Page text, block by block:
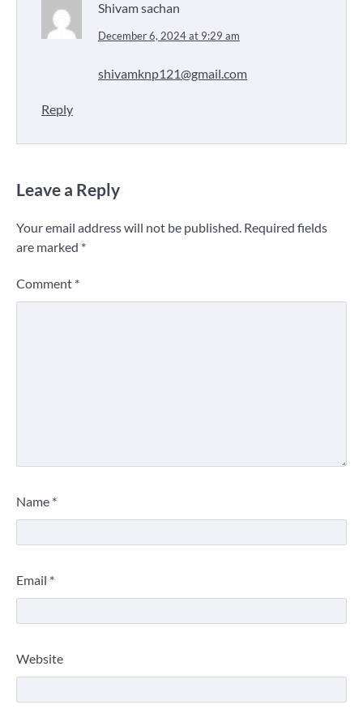
Shivam sachan
December 6, 2024 at 9:29 am
shivamknp121@gmail.com
Reply
Leave a Reply
Your email address will not be published. Required fields
are marked *
Comment *
Name *
Email *
Website